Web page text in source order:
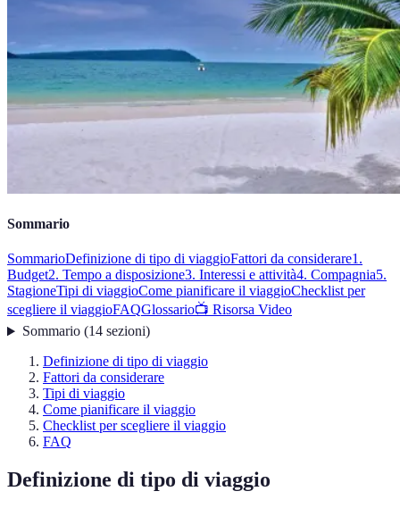
Sommario
SommarioDefinizione di tipo di viaggioFattori da considerare1.
Budget2. Tempo a disposizione3. Interessi e attività4. Compagnia5.
StagioneTipi di viaggioCome pianificare il viaggioChecklist per
scegliere il viaggioFAQGlossario📺 Risorsa Video
Sommario(14 sezioni)
Definizione di tipo di viaggio
Fattori da considerare
Tipi di viaggio
Come pianificare il viaggio
Checklist per scegliere il viaggio
FAQ
Definizione di tipo di viaggio